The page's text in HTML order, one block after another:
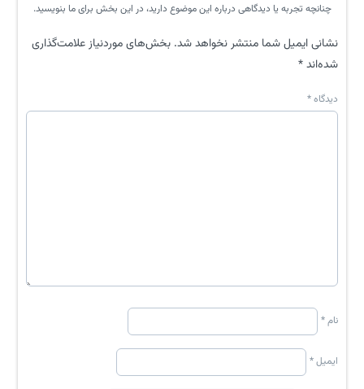
چنانچه تجربه یا دیدگاهی درباره این موضوع دارید، در این بخش برای ما بنویسید.
نشانی ایمیل شما منتشر نخواهد شد. بخش‌های موردنیاز علامت‌گذاری
شده‌اند*
دیدگاه*
نام*
ایمیل*